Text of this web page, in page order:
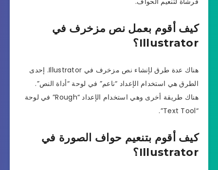
كيف أقوم بعمل نص مزخرف في
Illustrator؟
هناك عدة طرق لإنشاء نص مزخرف في Illustrator. إحدى
الطرق هي استخدام الإعداد “ناعم” في لوحة “أداة النص”.
هناك طريقة أخرى وهي استخدام الإعداد “Rough” في لوحة
“Text Tool”.
كيف أقوم بتنعيم حواف الصورة في
Illustrator؟